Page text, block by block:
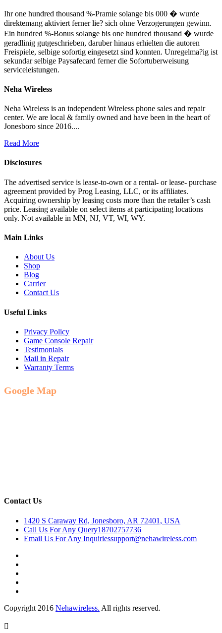
Ihr one hundred thousand %-Pramie solange bis 000 � wurde
direktemang aktiviert ferner lie? sich ohne Verzogerungen gewinn.
Ein hundred %-Bonus solange bis one hundred thousand � wurde
geradlinig gutgeschrieben, daruber hinaus erhielten die autoren
Freispiele, selbige sofortig eingesetzt sind konnten. Unregelma?ig ist
sekundar selbige Paysafecard ferner die Sofortuberweisung
serviceleistungen.
Neha Wireless
Neha Wireless is an independent Wireless phone sales and repair
center. We are local & family owned and have been in the heart of
Jonesboro since 2016....
Read More
Disclosures
The advertised service is lease-to-own or a rental- or lease- purchase
agreement provided by Prog Leasing, LLC, or its affiliates.
Acquiring ownership by leasing costs more than the retailer’s cash
price. Leasing available on select items at participating locations
only. Not available in MN, NJ, VT, WI, WY.
Main Links
About Us
Shop
Blog
Carrier
Contact Us
Useful Links
Privacy Policy
Game Console Repair
Testimonials
Mail in Repair
Warranty Terms
Google Map
Contact Us
1420 S Caraway Rd, Jonesboro, AR 72401, USA
Call Us For Any Query18702757736
Email Us For Any Inquiriessupport@nehawireless.com
Copyright 2016 Nehawireless. All rights reserved.
